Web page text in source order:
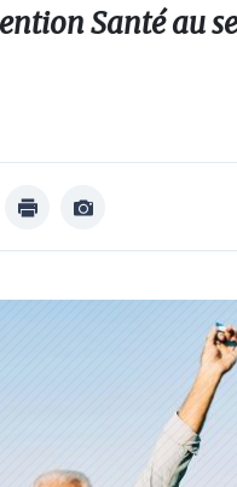
Santé au
print
Afficher